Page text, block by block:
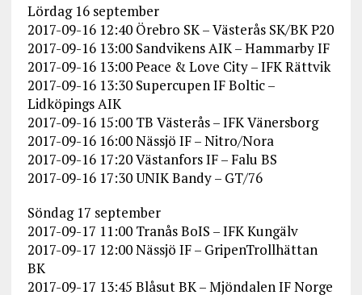
Lördag 16 september
2017-09-16 12:40 Örebro SK – Västerås SK/BK P20
2017-09-16 13:00 Sandvikens AIK – Hammarby IF
2017-09-16 13:00 Peace & Love City – IFK Rättvik
2017-09-16 13:30 Supercupen IF Boltic –
Lidköpings AIK
2017-09-16 15:00 TB Västerås – IFK Vänersborg
2017-09-16 16:00 Nässjö IF – Nitro/Nora
2017-09-16 17:20 Västanfors IF – Falu BS
2017-09-16 17:30 UNIK Bandy – GT/76
Söndag 17 september
2017-09-17 11:00 Tranås BoIS – IFK Kungälv
2017-09-17 12:00 Nässjö IF – GripenTrollhättan
BK
2017-09-17 13:45 Blåsut BK – Mjöndalen IF Norge